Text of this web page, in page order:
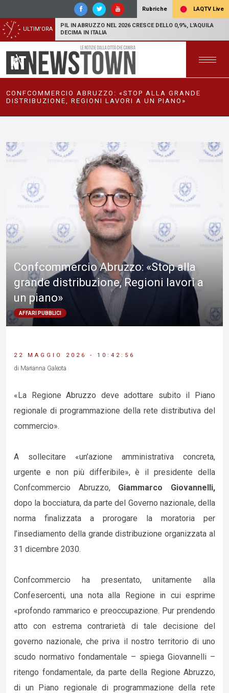
Rubriche LAQTV Live
ULTIM'ORA
PIL IN ABRUZZO NEL 2026 CRESCE DELLO 0,9%, L'AQUILA
DECIMA IN ITALIA
CONFCOMMERCIO ABRUZZO: «STOP ALLA GRANDE
DISTRIBUZIONE, REGIONI LAVORI A UN PIANO»
Confcommercio Abruzzo: «Stop alla
grande distribuzione, Regioni lavori a
un piano»
AFFARI PUBBLICI
22 MAGGIO 2026 - 10:42:56
di Marianna Galeota
«La Regione Abruzzo deve adottare subito il Piano
regionale di programmazione della rete distributiva del
commercio».
A sollecitare «un’azione amministrativa concreta,
urgente e non più differibile», è il presidente della
Confcommercio Abruzzo, Giammarco Giovannelli,
dopo la bocciatura, da parte del Governo nazionale, della
norma finalizzata a prorogare la moratoria per
l’insediamento della grande distribuzione organizzata al
31 dicembre 2030.
Confcommercio ha presentato, unitamente alla
Confesercenti, una nota alla Regione in cui esprime
«profondo rammarico e preoccupazione. Pur prendendo
atto con estrema contrarietà di tale decisione del
governo nazionale, che priva il nostro territorio di uno
scudo normativo fondamentale – spiega Giovannelli –
ritengo fondamentale, da parte della Regione Abruzzo,
di un Piano regionale di programmazione della rete